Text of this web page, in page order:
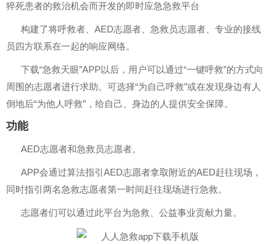
猝死患者的救治机会而开发的即时应急急救平台
构建了将呼救者、AED志愿者、急救员志愿者、专业的接线
员四方联系在一起的响应网络。
下载“急救天眼”APP以后，用户可以通过“一键呼救”的方式向
周围的志愿者进行求助。可选择“为自己呼救”或在发现身边有人
倒地后“为他人呼救”，给自己、身边的人提供安全保障。
功能
AED志愿者和急救员志愿者。
APP会通过算法指引AED志愿者拿取附近的AED赶往现场，
同时指引两名急救志愿者第一时间赶往现场进行急救。
志愿者们可以通过此平台为急救、公益事业贡献力量。